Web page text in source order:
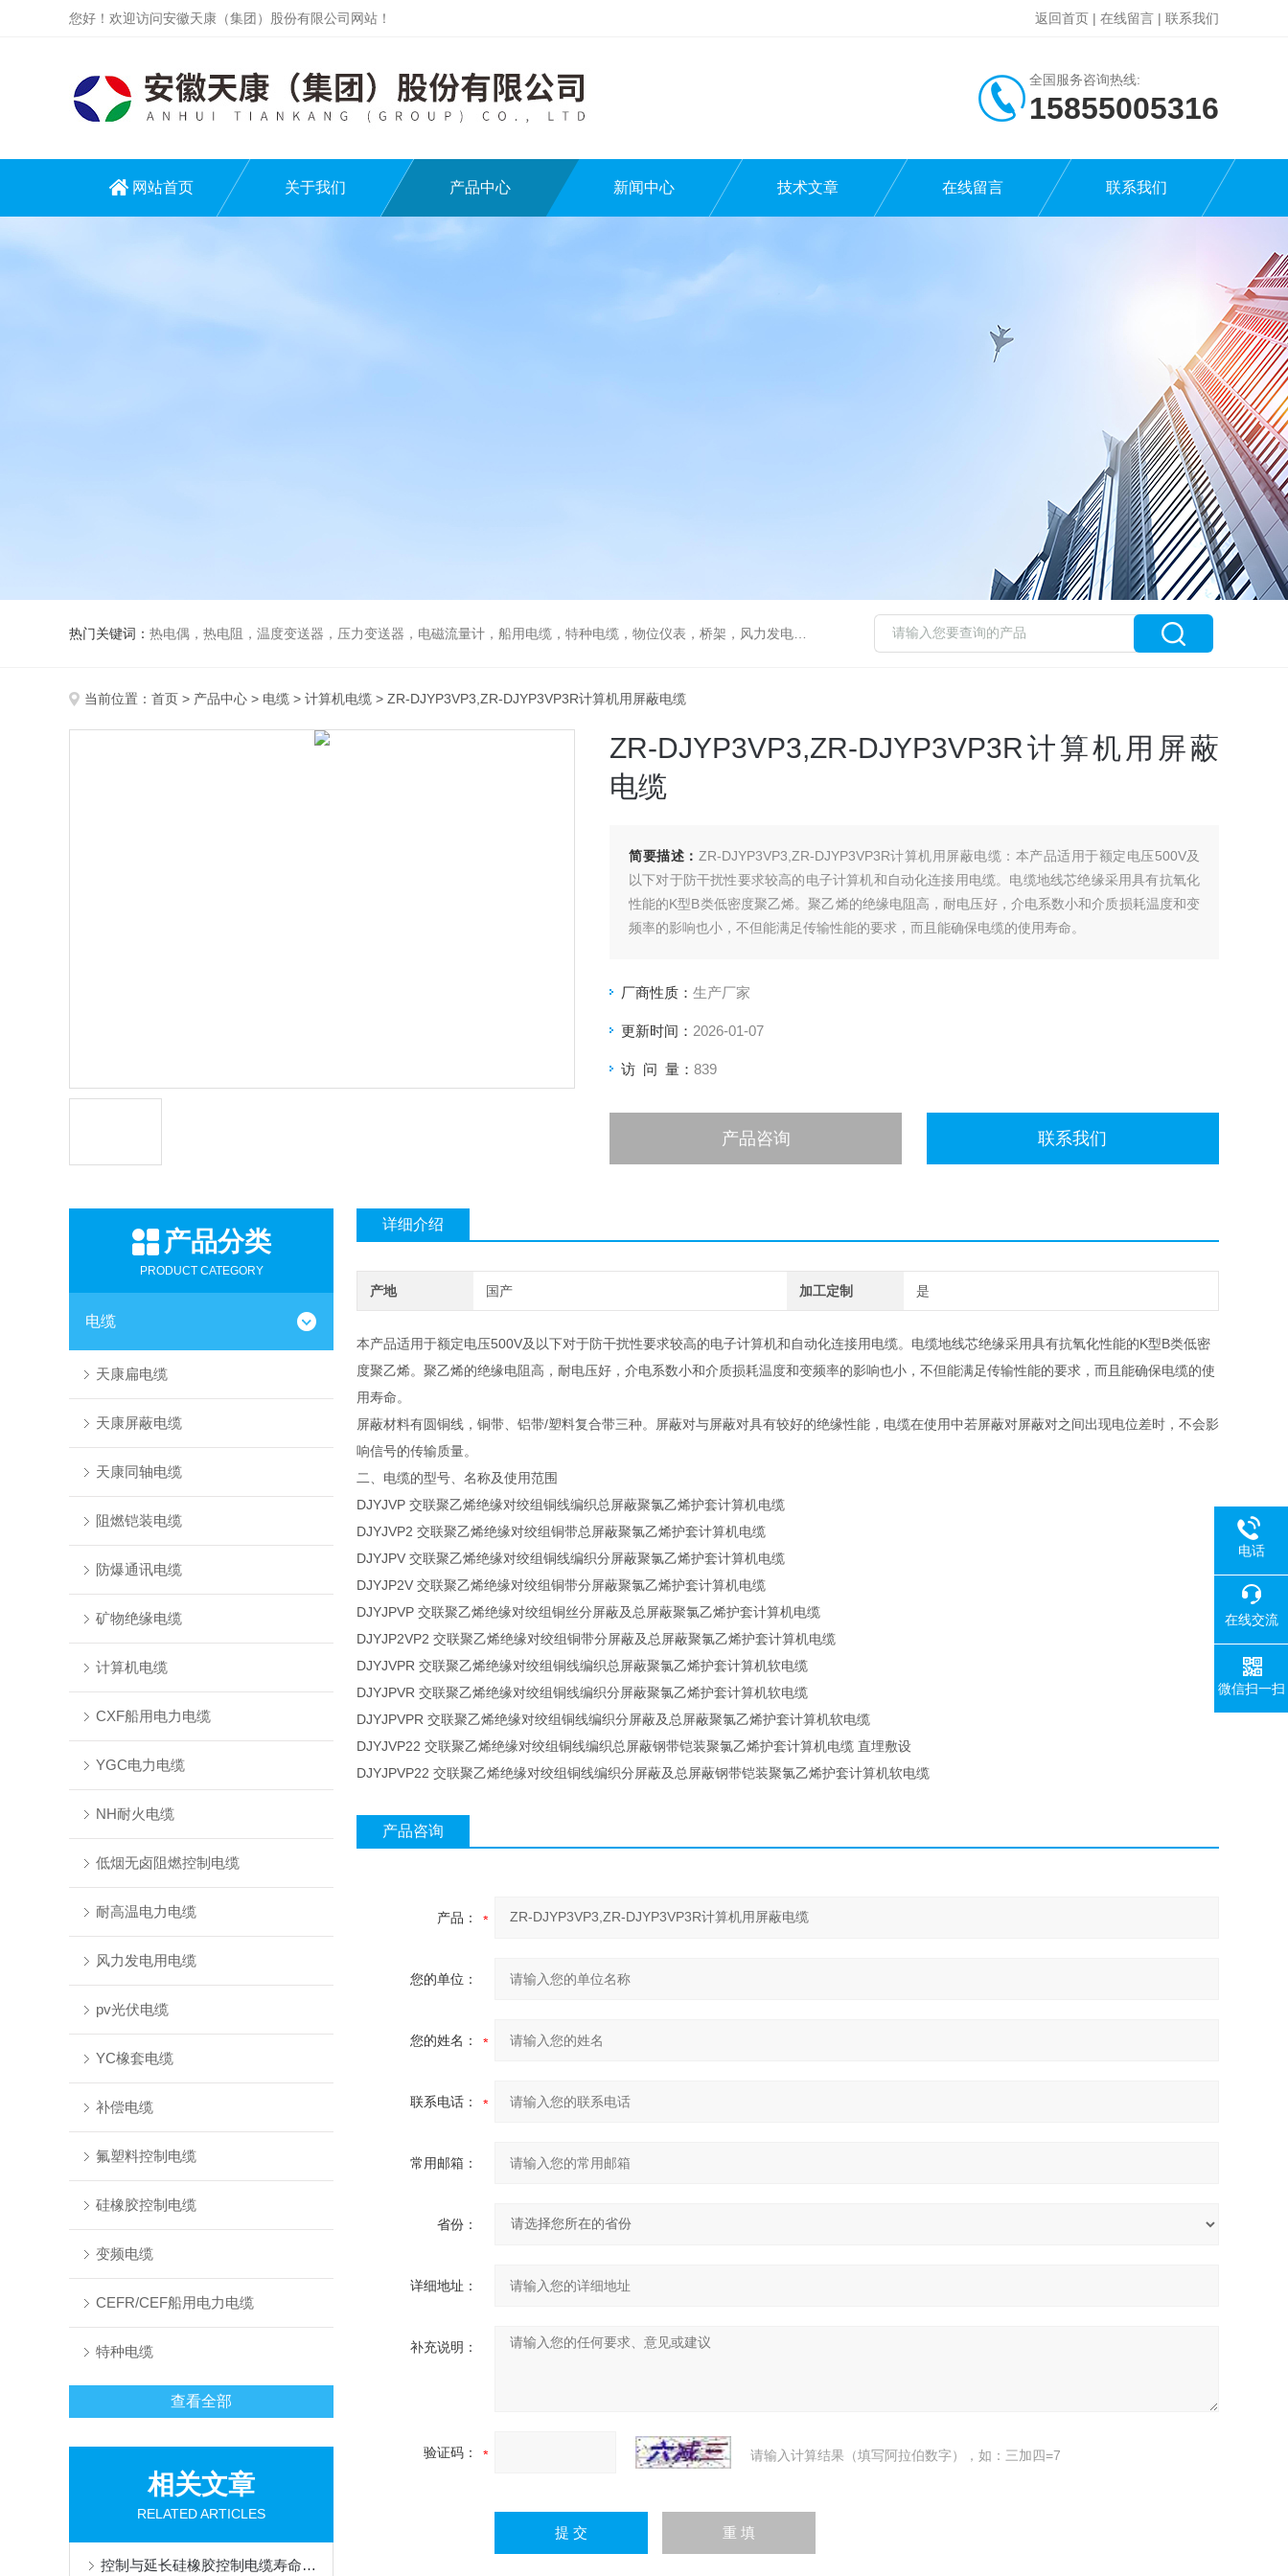
您好！欢迎访问安徽天康（集团）股份有限公司网站！ 返回首页 | 在线留言 | 联系我们
全国服务咨询热线:
15855005316
网站首页 关于我们 产品中心 新闻中心 技术文章 在线留言 联系我们
热门关键词： 热电偶，热电阻，温度变送器，压力变送器，电磁流量计，船用电缆，特种电缆，物位仪表，桥架，风力发电用电缆
当前位置： 首页 > 产品中心 > 电缆 > 计算机电缆 > ZR-DJYP3VP3,ZR-DJYP3VP3R计算机用屏蔽电缆
ZR-DJYP3VP3,ZR-DJYP3VP3R计算机用屏蔽
电缆
简要描述： ZR-DJYP3VP3,ZR-DJYP3VP3R计算机用屏蔽电缆：本产品适用于额定电压500V及
以下对于防干扰性要求较高的电子计算机和自动化连接用电缆。电缆地线芯绝缘采用具有抗氧化
性能的K型B类低密度聚乙烯。聚乙烯的绝缘电阻高，耐电压好，介电系数小和介质损耗温度和变
频率的影响也小，不但能满足传输性能的要求，而且能确保电缆的使用寿命。
厂商性质： 生产厂家
更新时间： 2026-01-07
访 问 量： 839
产品咨询 联系我们
产品分类
PRODUCT CATEGORY
电缆
天康扁电缆
天康屏蔽电缆
天康同轴电缆
阻燃铠装电缆
防爆通讯电缆
矿物绝缘电缆
计算机电缆
CXF船用电力电缆
YGC电力电缆
NH耐火电缆
低烟无卤阻燃控制电缆
耐高温电力电缆
风力发电用电缆
pv光伏电缆
YC橡套电缆
补偿电缆
氟塑料控制电缆
硅橡胶控制电缆
变频电缆
CEFR/CEF船用电力电缆
特种电缆
查看全部
相关文章
RELATED ARTICLES
控制与延长硅橡胶控制电缆寿命的方法
详细介绍
产地 国产 加工定制 是
本产品适用于额定电压500V及以下对于防干扰性要求较高的电子计算机和自动化连接用电缆。电缆地线芯绝缘采用具有抗氧化性能的K型B类低密
度聚乙烯。聚乙烯的绝缘电阻高，耐电压好，介电系数小和介质损耗温度和变频率的影响也小，不但能满足传输性能的要求，而且能确保电缆的使
用寿命。
屏蔽材料有圆铜线，铜带、铝带/塑料复合带三种。屏蔽对与屏蔽对具有较好的绝缘性能，电缆在使用中若屏蔽对屏蔽对之间出现电位差时，不会影
响信号的传输质量。
二、电缆的型号、名称及使用范围
DJYJVP 交联聚乙烯绝缘对绞组铜线编织总屏蔽聚氯乙烯护套计算机电缆
DJYJVP2 交联聚乙烯绝缘对绞组铜带总屏蔽聚氯乙烯护套计算机电缆
DJYJPV 交联聚乙烯绝缘对绞组铜线编织分屏蔽聚氯乙烯护套计算机电缆
DJYJP2V 交联聚乙烯绝缘对绞组铜带分屏蔽聚氯乙烯护套计算机电缆
DJYJPVP 交联聚乙烯绝缘对绞组铜丝分屏蔽及总屏蔽聚氯乙烯护套计算机电缆
DJYJP2VP2 交联聚乙烯绝缘对绞组铜带分屏蔽及总屏蔽聚氯乙烯护套计算机电缆
DJYJVPR 交联聚乙烯绝缘对绞组铜线编织总屏蔽聚氯乙烯护套计算机软电缆
DJYJPVR 交联聚乙烯绝缘对绞组铜线编织分屏蔽聚氯乙烯护套计算机软电缆
DJYJPVPR 交联聚乙烯绝缘对绞组铜线编织分屏蔽及总屏蔽聚氯乙烯护套计算机软电缆
DJYJVP22 交联聚乙烯绝缘对绞组铜线编织总屏蔽钢带铠装聚氯乙烯护套计算机电缆 直埋敷设
DJYJPVP22 交联聚乙烯绝缘对绞组铜线编织分屏蔽及总屏蔽钢带铠装聚氯乙烯护套计算机软电缆
产品咨询
产品：
您的单位：
您的姓名：
联系电话：
常用邮箱：
省份：
详细地址：
补充说明：
验证码： 请输入计算结果（填写阿拉伯数字），如：三加四=7
电话
在线交流
微信扫一扫